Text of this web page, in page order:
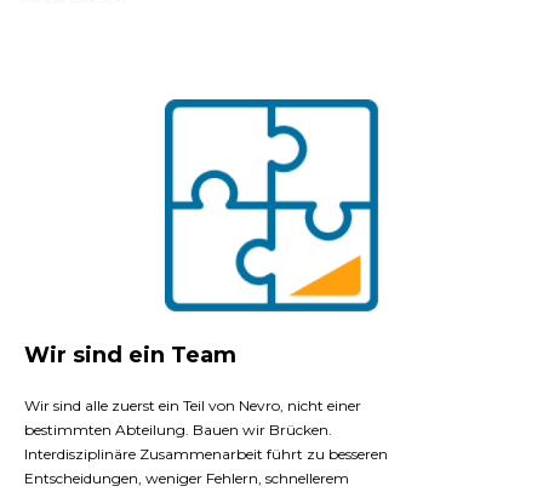
Wir sind ein Team
Wir sind alle zuerst ein Teil von Nevro, nicht einer
bestimmten Abteilung. Bauen wir Brücken.
Interdisziplinäre Zusammenarbeit führt zu besseren
Entscheidungen, weniger Fehlern, schnellerem